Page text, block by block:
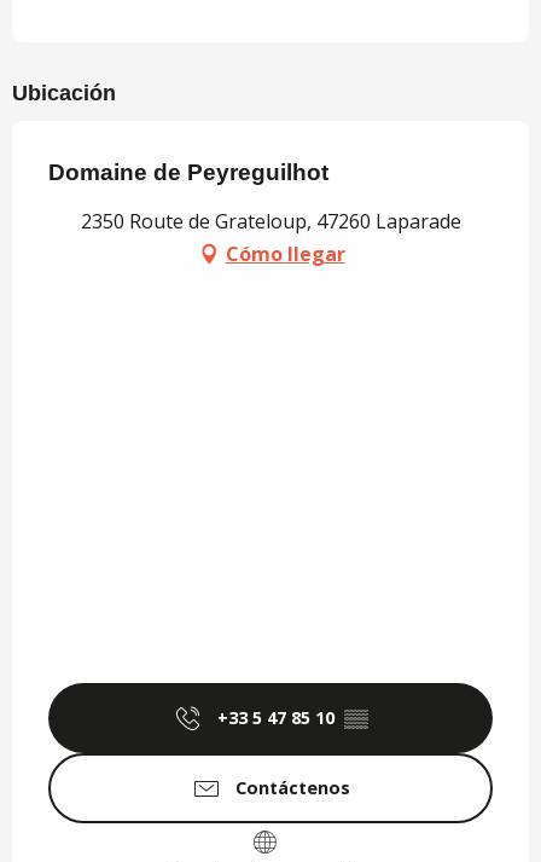
Ubicación
Domaine de Peyreguilhot
2350 Route de Grateloup, 47260 Laparade
Cómo llegar
+33 5 47 85 10 ▒▒
Contáctenos